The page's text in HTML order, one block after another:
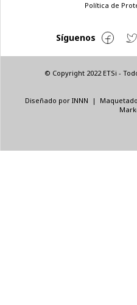
© Copyright 2022 ETSi -
Política de
Síguenos
Diseñado por INNN |